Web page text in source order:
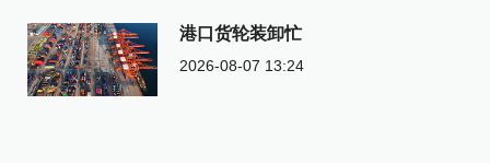
港口货轮装卸忙
2026-08-07 13:24